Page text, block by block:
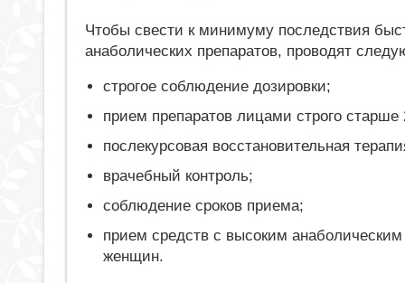
Чтобы свести к минимуму последствия
анаболических препаратов, проводят
строгое соблюдение дозировки;
прием препаратов лицами строго старше
послекурсовая восстановительная
врачебный контроль;
соблюдение сроков приема;
прием средств с высоким
женщин.